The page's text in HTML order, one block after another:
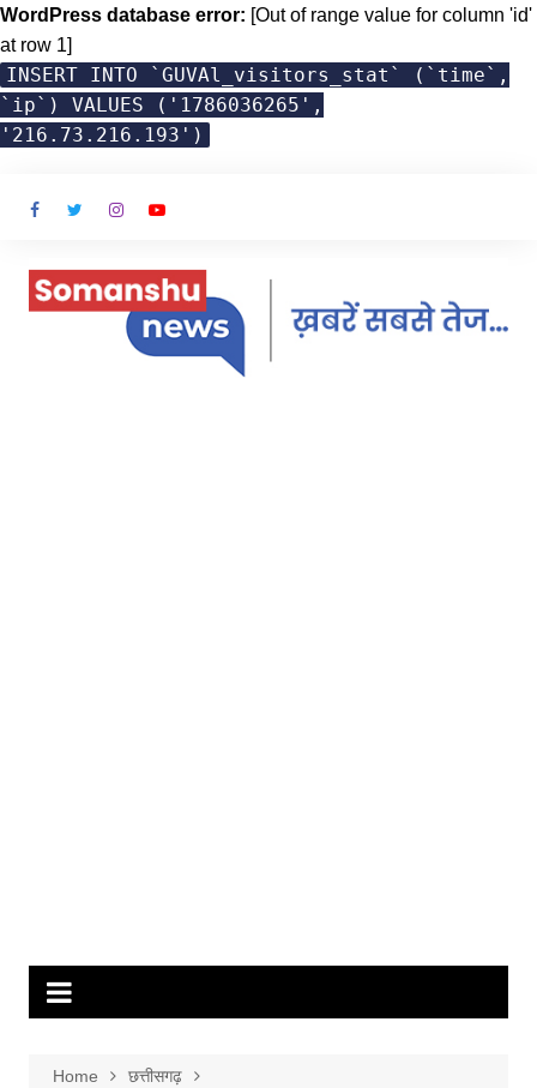
WordPress database error: [Out of range value for column 'id'
at row 1]
INSERT INTO `GUVAl_visitors_stat` (`time`,
`ip`) VALUES ('1786036265',
'216.73.216.193')
Home
छत्तीसगढ़